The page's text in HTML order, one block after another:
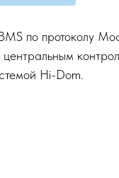
по протоколу
Hi-Dom.